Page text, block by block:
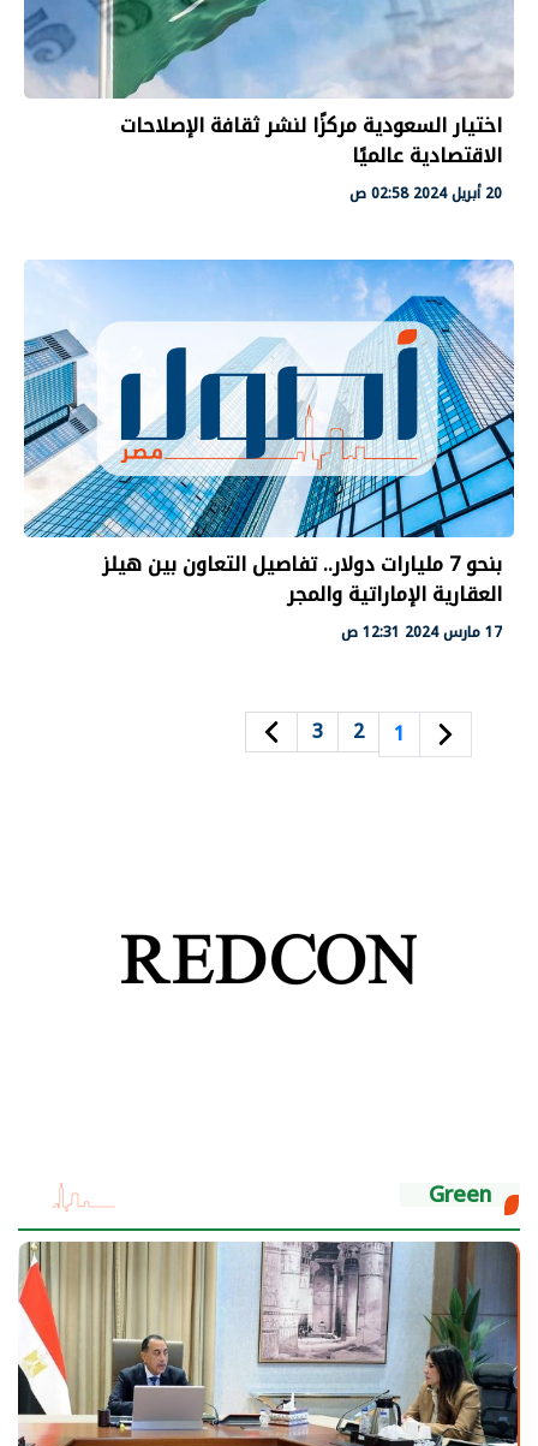
اختيار السعودية مركزًا لنشر ثقافة الإصلاحات
الاقتصادية عالميًا
20 أبريل 2024 02:58 ص
بنحو 7 مليارات دولار.. تفاصيل التعاون بين هيلز
العقارية الإماراتية والمجر
17 مارس 2024 12:31 ص
1
2
3
Green